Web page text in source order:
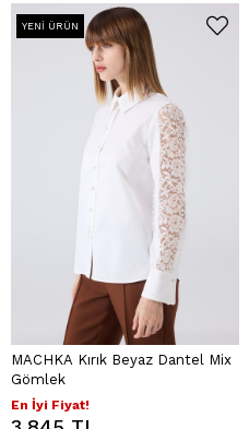
YENI ÜRÜN
MACHKA Kırık Beyaz Dantel Mix
Gömlek
En İyi Fiyat!